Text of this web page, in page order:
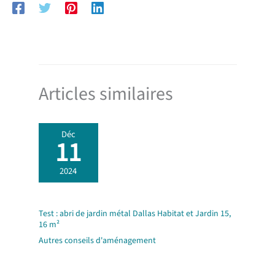
Articles similaires
Déc
11
2024
Test : abri de jardin métal Dallas Habitat et Jardin 15,
16 m²
Autres conseils d'aménagement